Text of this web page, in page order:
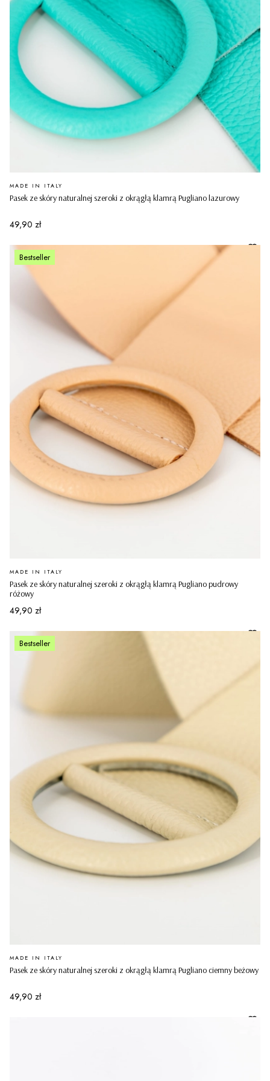
Pasek ze skóry naturalnej szeroki z okrągłą klamrą Pugliano lazurowy
PRODUCENT
MADE IN ITALY
Cena
49,90 zł
Bestseller
Pasek ze skóry naturalnej szeroki z okrągłą klamrą Pugliano pudrowy
różowy
PRODUCENT
MADE IN ITALY
Cena
49,90 zł
Bestseller
Pasek ze skóry naturalnej szeroki z okrągłą klamrą Pugliano ciemny beżowy
PRODUCENT
MADE IN ITALY
Cena
49,90 zł